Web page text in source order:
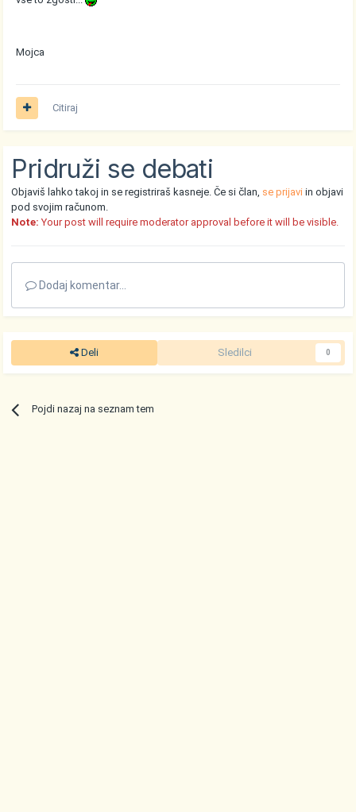
Mojca
Citiraj
Pridruži se debati
Objaviš lahko takoj in se registriraš kasneje. Če si član, se prijavi in objavi
pod svojim računom.
Note: Your post will require moderator approval before it will be visible.
Dodaj komentar...
Deli Sledilci 0
Pojdi nazaj na seznam tem